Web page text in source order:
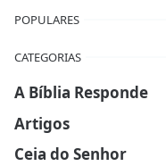
POPULARES
CATEGORIAS
A Bíblia Responde
Artigos
Ceia do Senhor